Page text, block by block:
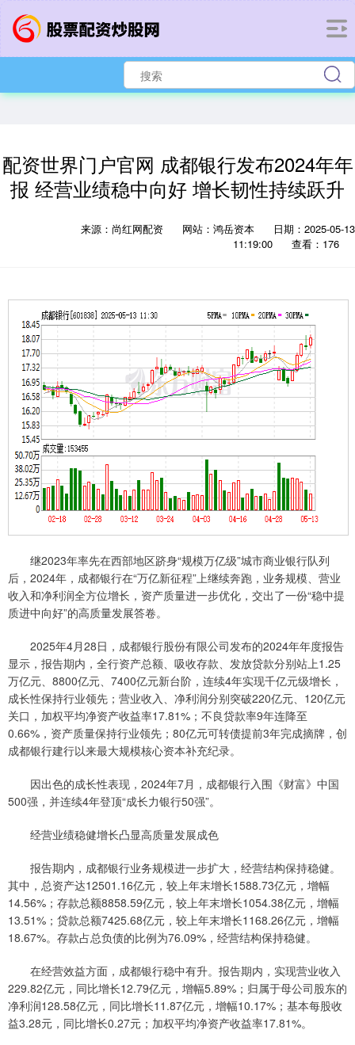
配资世界门户官网 成都银行发布2024年年
报 经营业绩稳中向好 增长韧性持续跃升
来源：尚红网配资 网站：鸿岳资本
日期：2025-05-13
11:19:00
查看：176
继2023年率先在西部地区跻身“规模万亿级”城市商业银行队列
后，2024年，成都银行在“万亿新征程”上继续奔跑，业务规模、营业
收入和净利润全方位增长，资产质量进一步优化，交出了一份“稳中提
质进中向好”的高质量发展答卷。
2025年4月28日，成都银行股份有限公司发布的2024年年度报告
显示，报告期内，全行资产总额、吸收存款、发放贷款分别站上1.25
万亿元、8800亿元、7400亿元新台阶，连续4年实现千亿元级增长，
成长性保持行业领先；营业收入、净利润分别突破220亿元、120亿元
关口，加权平均净资产收益率17.81%；不良贷款率9年连降至
0.66%，资产质量保持行业领先；80亿元可转债提前3年完成摘牌，创
成都银行建行以来最大规模核心资本补充纪录。
因出色的成长性表现，2024年7月，成都银行入围《财富》中国
500强，并连续4年登顶“成长力银行50强”。
经营业绩稳健增长凸显高质量发展成色
报告期内，成都银行业务规模进一步扩大，经营结构保持稳健。
其中，总资产达12501.16亿元，较上年末增长1588.73亿元，增幅
14.56%；存款总额8858.59亿元，较上年末增长1054.38亿元，增幅
13.51%；贷款总额7425.68亿元，较上年末增长1168.26亿元，增幅
18.67%。存款占总负债的比例为76.09%，经营结构保持稳健。
在经营效益方面，成都银行稳中有升。报告期内，实现营业收入
229.82亿元，同比增长12.79亿元，增幅5.89%；归属于母公司股东的
净利润128.58亿元，同比增长11.87亿元，增幅10.17%；基本每股收
益3.28元，同比增长0.27元；加权平均净资产收益率17.81%。